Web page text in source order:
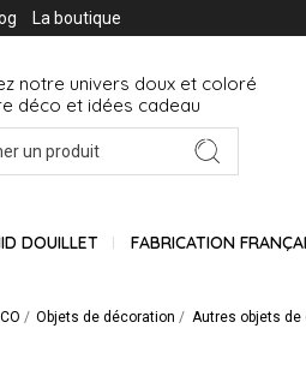
La boutique
notre univers doux et coloré
déco et idées cadeau
DOUILLET FABRICATION
Objets de décoration Autres objets de